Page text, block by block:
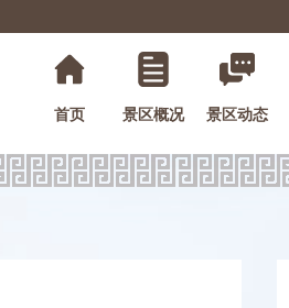
首页 景区概况 景区动态